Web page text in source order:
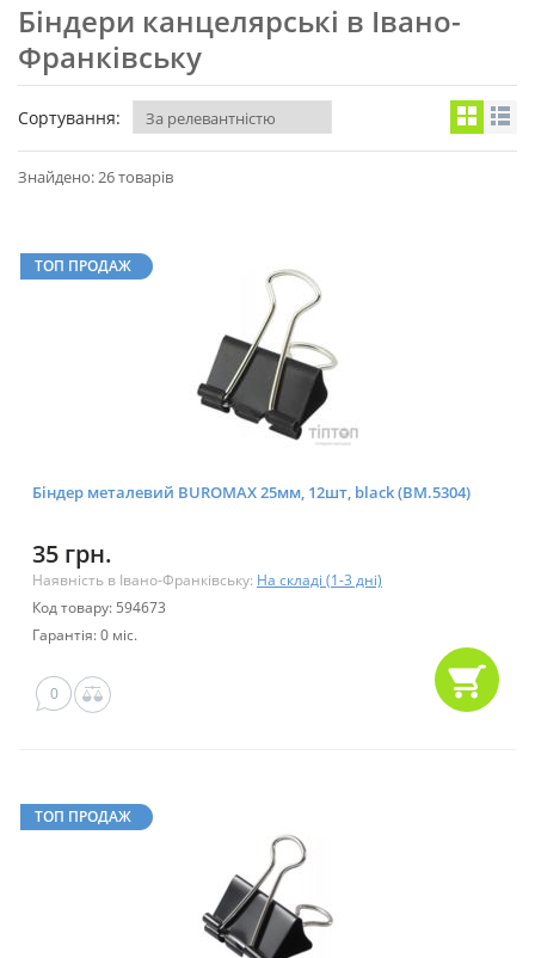
Біндери канцелярські в Івано-
Франківську
Сортування:
Знайдено: 26 товарів
ТОП ПРОДАЖ
Біндер металевий BUROMAX 25мм, 12шт, black (BM.5304)
35 грн.
Наявність в Івано-Франківську: На складі (1-3 дні)
Код товару: 594673
Гарантія: 0 міс.
0
ТОП ПРОДАЖ